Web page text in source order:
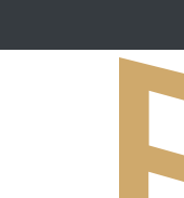
تستهدف الأيتام وأبناء
وقاية لا فضول؟